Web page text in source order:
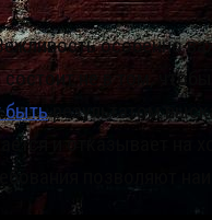
особенно
не в том,
бытьрезультатом
и отказывает
позволяют